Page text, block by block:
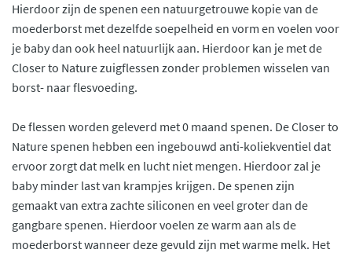
Hierdoor zijn de spenen een natuurgetrouwe kopie van de
moederborst met dezelfde soepelheid en vorm en voelen voor
je baby dan ook heel natuurlijk aan. Hierdoor kan je met de
Closer to Nature zuigflessen zonder problemen wisselen van
borst- naar flesvoeding.
De flessen worden geleverd met 0 maand spenen. De Closer to
Nature spenen hebben een ingebouwd anti-koliekventiel dat
ervoor zorgt dat melk en lucht niet mengen. Hierdoor zal je
baby minder last van krampjes krijgen. De spenen zijn
gemaakt van extra zachte siliconen en veel groter dan de
gangbare spenen. Hierdoor voelen ze warm aan als de
moederborst wanneer deze gevuld zijn met warme melk. Het